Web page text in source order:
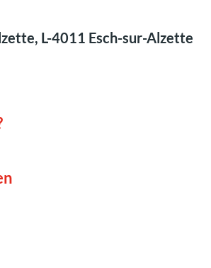
L-4011 Esch-sur-Alzette